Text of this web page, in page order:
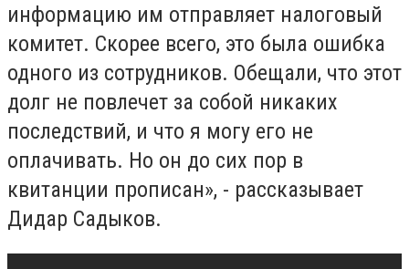
информацию им отправляет налоговый
комитет. Скорее всего, это была ошибка
одного из сотрудников. Обещали, что этот
долг не повлечет за собой никаких
последствий, и что я могу его не
оплачивать. Но он до сих пор в
квитанции прописан», - рассказывает
Дидар Садыков.